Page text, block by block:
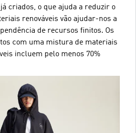
criados, o que ajuda a reduzir o
renováveis vão ajudar-nos a
de recursos finitos. Os
com uma mistura de materiais
incluem pelo menos 70%